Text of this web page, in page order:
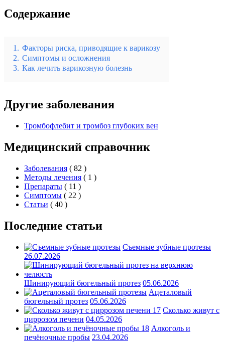
Содержание
1. Факторы риска, приводящие к варикозу
2. Симптомы и осложнения
3. Как лечить варикозную болезнь
Другие заболевания
Тромбофлебит и тромбоз глубоких вен
Медицинский справочник
Заболевания ( 82 )
Методы лечения ( 1 )
Препараты ( 11 )
Симптомы ( 22 )
Статьи ( 40 )
Последние статьи
Съемные зубные протезы
26.07.2026
Шинирующий бюгельный протез 05.06.2026
Ацеталовый
бюгельный протез 05.06.2026
Сколько живут с
циррозом печени 04.05.2026
Алкоголь и
печёночные пробы 23.04.2026